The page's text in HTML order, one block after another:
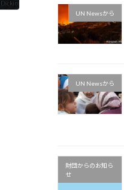
UN Newsから
UN Newsから
財団からのお知ら
せ